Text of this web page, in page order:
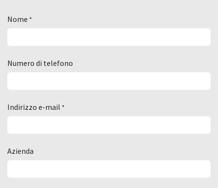
Nome *
Numero di telefono
Indirizzo e-mail *
Azienda